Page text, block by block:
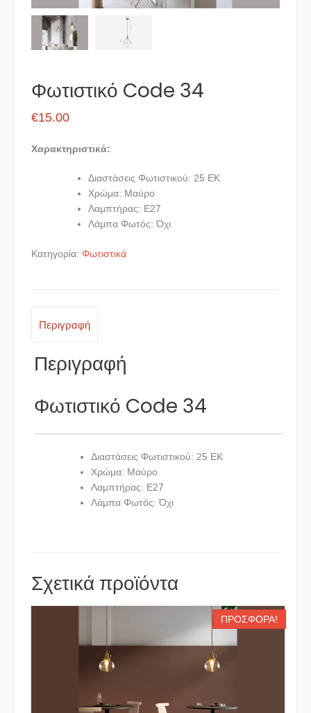
Φωτιστικό Code 34
€15.00
Χαρακτηριστικά:
Διαστάσεις Φωτιστικού: 25 ΕΚ
Χρώμα: Μαύρο
Λαμπτήρας: E27
Λάμπα Φωτός: Όχι
Κατηγορία: Φωτιστικά
Περιγραφή
Περιγραφή
Φωτιστικό Code 34
Διαστάσεις Φωτιστικού: 25 ΕΚ
Χρώμα: Μαύρο
Λαμπτήρας: E27
Λάμπα Φωτός: Όχι
Σχετικά προϊόντα
ΠΡΟΣΦΟΡΆ!